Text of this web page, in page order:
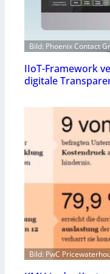
Bild: Phoenix Contact
IIoT-Framework
digitale
Bild: PwC